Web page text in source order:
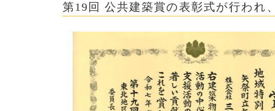
第19回 公共建築賞の表彰式が行われ